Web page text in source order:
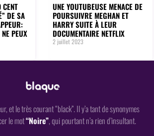
DE SA
PEUX
UNE YOUTUBEUSE MENACE DE
POURSUIVRE MEGHAN ET
HARRY SUITE À LEUR
DOCUMENTAIRE NETFLIX
2 juillet 2023
et le très courant “black”. Il y’a tant de synonymes
le mot“Noire”, qui pourtant n’a rien d’insultant.